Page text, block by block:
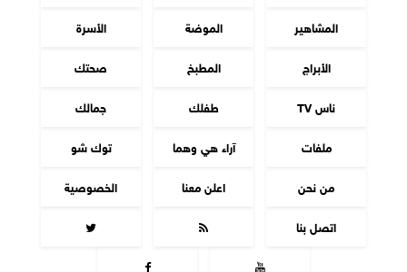
المشاهير
الموضة
الأسرة
الأبراج
المطبخ
صحتك
ناس TV
طفلك
جمالك
ملفات
آراء هي وهما
توك شو
من نحن
اعلن معنا
الخصوصية
اتصل بنا



